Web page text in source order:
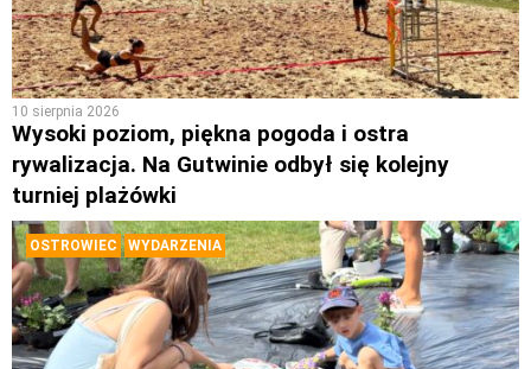
10 sierpnia 2026
Wysoki poziom, piękna pogoda i ostra
rywalizacja. Na Gutwinie odbył się kolejny
turniej plażówki
OSTROWIEC WYDARZENIA